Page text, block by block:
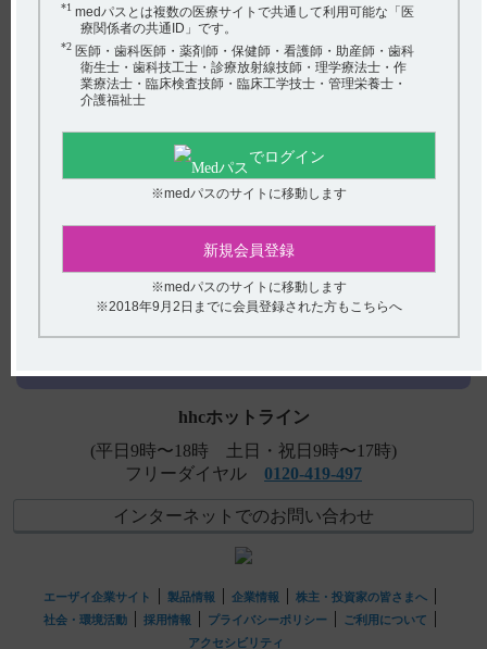
関連するQ&A
【フェロミア】 食事の影響について教えてください。
【ハイコバール】 使用期限は何年ですか？
【デタントール】 妊婦への投与に関する注意事項につい
【ケアラム】 肝機能障害の患者に関する注意事項につい
て教えてください。
【ケーワン】 高齢者への投与に関する注意事項について
アンケート:ご意見をお聞かせください
(選択してください)
*1 medパスとは複数の医療サイトで共通して利用可能な「医
療関係者の共通ID」です。
*2 医師・歯科医師・薬剤師・保健師・看護師・助産師・歯科
衛生士・歯科技工士・診療放射線技師・理学療法士・作
業療法士・臨床検査技師・臨床工学技士・管理栄養士・
介護福祉士
でログイン
※medパスのサイトに移動します
新規会員登録
※medパスのサイトに移動します
※2018年9月2日までに会員登録された方もこちらへ
hhcホットライン
(平日9時〜18時 土日・祝日9時〜17時)
フリーダイヤル 0120-419-497
インターネットでのお問い合わせ
エーザイ企業サイト 製品情報 企業情報
株主・投資家の皆さまへ
社会・環境活動
採用情報 プライバシーポリシー
ご利用について
アクセシビリティ